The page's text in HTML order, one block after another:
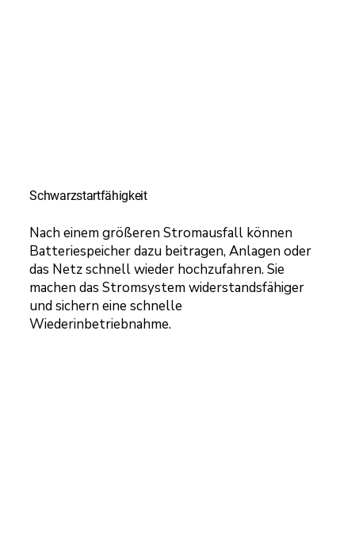
Schwarzstartfähigkeit
Nach einem größeren Stromausfall können
Batteriespeicher dazu beitragen, Anlagen oder
das Netz schnell wieder hochzufahren. Sie
machen das Stromsystem widerstandsfähiger
und sichern eine schnelle
Wiederinbetriebnahme.